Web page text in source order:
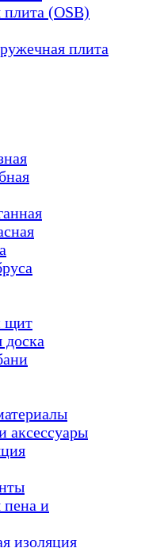
плита (OSB)
плита
щит
доска
аксессуары
и
изоляция